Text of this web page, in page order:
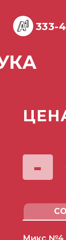
333-
-